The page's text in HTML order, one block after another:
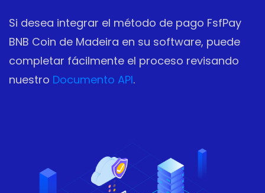
Si desea integrar el método de pago FsfPay
BNB Coin de Madeira en su software, puede
completar fácilmente el proceso revisando
nuestro Documento API.